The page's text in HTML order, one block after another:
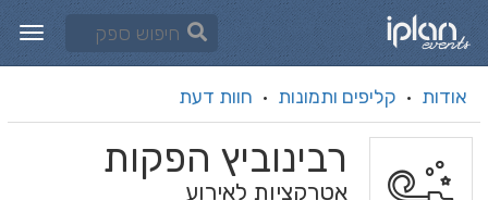
אודות · קליפים ותמונות · חוות דעת
רבינוביץ הפקות
אטרקציות לאירוע